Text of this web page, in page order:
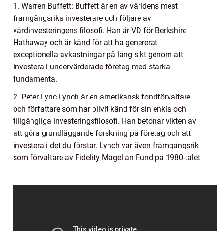
1. Warren Buffett: Buffett är en av världens mest
framgångsrika investerare och följare av
värdinvesteringens filosofi. Han är VD för Berkshire
Hathaway och är känd för att ha genererat
exceptionella avkastningar på lång sikt genom att
investera i undervärderade företag med starka
fundamenta.
2. Peter Lync Lynch är en amerikansk fondförvaltare
och författare som har blivit känd för sin enkla och
tillgängliga investeringsfilosofi. Han betonar vikten av
att göra grundläggande forskning på företag och att
investera i det du förstår. Lynch var även framgångsrik
som förvaltare av Fidelity Magellan Fund på 1980-talet.